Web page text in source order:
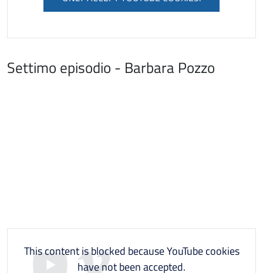
Settimo episodio - Barbara Pozzo
This content is blocked because YouTube cookies
have not been accepted.